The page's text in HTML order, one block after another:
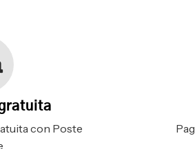
con Poste